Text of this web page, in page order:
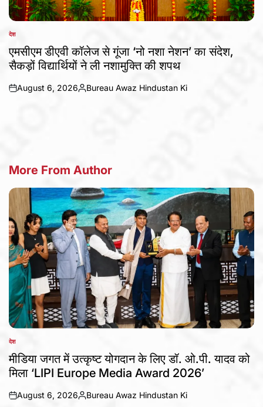
POSTED
IN
देश
एमसीएम डीएवी कॉलेज से गूंजा ‘नो नशा नेशन’ का संदेश,
सैकड़ों विद्यार्थियों ने ली नशामुक्ति की शपथ
on
August 6, 2026
Posted
Bureau Awaz Hindustan Ki
More From Author
POSTED
IN
देश
मीडिया जगत में उत्कृष्ट योगदान के लिए डॉ. ओ.पी. यादव को
मिला ‘LIPI Europe Media Award 2026’
on
August 6, 2026
Posted
Bureau Awaz Hindustan Ki